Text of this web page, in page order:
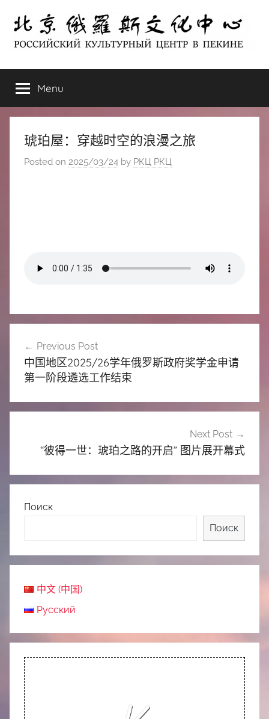
content
北
京
俄
罗
心
ЦЕНТР
В
ПЕКИНЕ
Menu
琥珀屋：穿越时空的浪漫之旅
Posted on 2025/03/24 by РКЦ РКЦ
航
Previous Post
中国地区2025/26学年俄罗斯政府奖学金申请
第一阶段遴选工作结束
Next Post
“彼得一世：琥珀之路的开启” 图片展开幕式
Поиск
Поиск
中文 (中国)
Русский